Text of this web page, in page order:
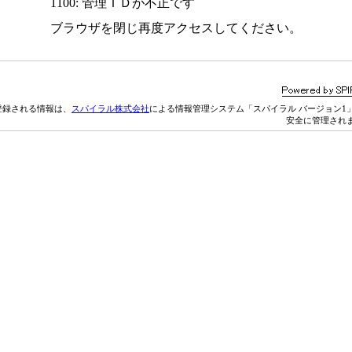
1100: 管理ＩＤが不正です
ブラウザを閉じ再度アクセスしてください。
される情報は、 スパイラル株式会社による情報管理システム「スパイラル バージョン1
安全に管理され